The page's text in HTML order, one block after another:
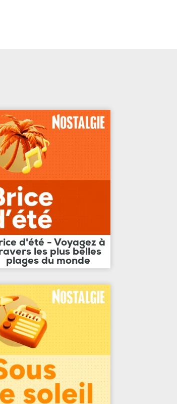
d'été - Voyagez à
les plus belles
plages du monde